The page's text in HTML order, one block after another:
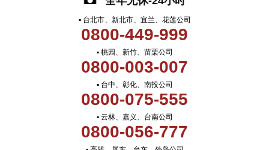
▪ 台北市、新北市、宜兰、花莲公司
0800-449-999
▪ 桃园、新竹、苗栗公司
0800-003-007
▪ 台中、彰化、南投公司
0800-075-555
▪ 云林、嘉义、台南公司
0800-056-777